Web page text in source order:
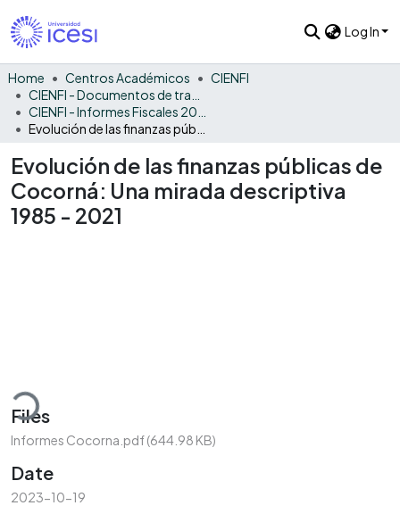
Log In
Home Centros Académicos
CIENFI
Evolución de las finanzas públicas de
Cocorná: Una mirada descriptiva
1985 - 2021
Files
Informes Cocorna.pdf(644.98 KB)
Date
2023-10-19